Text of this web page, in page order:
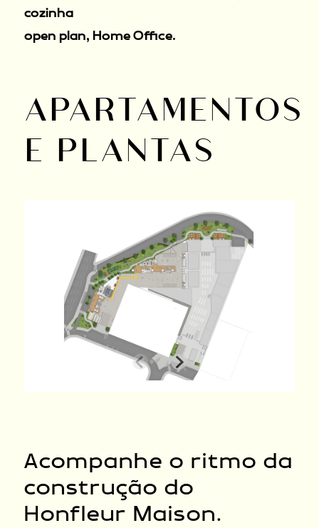
cozinha
open plan, Home Office.
APARTAMENTOS
E PLANTAS
Acompanhe o ritmo da
construção do
Honfleur Maison.